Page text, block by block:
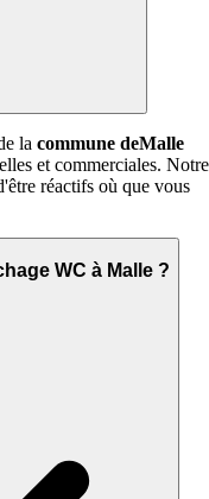
la commune deMalle
et commerciales. Notre
réactifs où que vous
WC à Malle ?